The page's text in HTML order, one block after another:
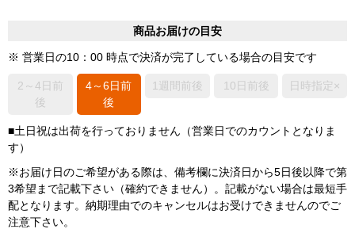
商品お届けの目安
※ 営業日の10：00 時点で決済が完了している場合の目安です
2～4日前
後
4～6日前
後
1週間前後 10日前後 日時指定×
■土日祝は出荷を行っておりません（営業日でのカウントとなりま
す）
※お届け日のご希望がある際は、備考欄に決済日から5日後以降で第
3希望まで記載下さい（確約できません）。記載がない場合は最短手
配となります。納期理由でのキャンセルはお受けできませんのでご
注意下さい。